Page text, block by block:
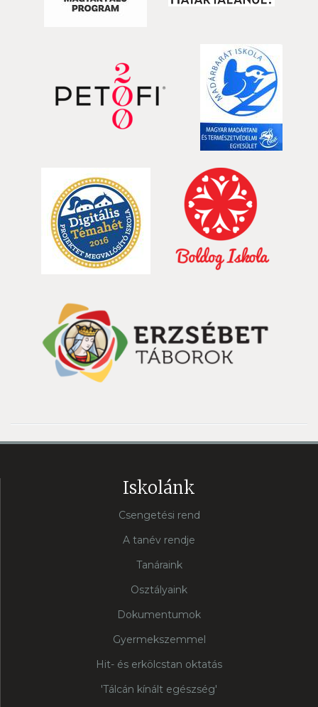
Iskolánk
Csengetési rend
A tanév rendje
Tanáraink
Osztályaink
Dokumentumok
Gyermekszemmel
Hit- és erkölcstan oktatás
'Tálcán kínált egészség'